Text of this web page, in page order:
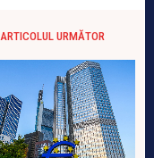
ARTICOLUL URMĂTOR